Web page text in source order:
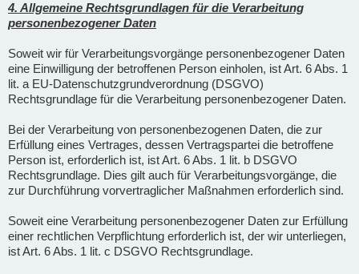
4. Allgemeine Rechtsgrundlagen für die Verarbeitung
personenbezogener Daten
Soweit wir für Verarbeitungsvorgänge personenbezogener Daten
eine Einwilligung der betroffenen Person einholen, ist Art. 6 Abs. 1
lit. a EU-Datenschutzgrundverordnung (DSGVO)
Rechtsgrundlage für die Verarbeitung personenbezogener Daten.
Bei der Verarbeitung von personenbezogenen Daten, die zur
Erfüllung eines Vertrages, dessen Vertragspartei die betroffene
Person ist, erforderlich ist, ist Art. 6 Abs. 1 lit. b DSGVO
Rechtsgrundlage. Dies gilt auch für Verarbeitungsvorgänge, die
zur Durchführung vorvertraglicher Maßnahmen erforderlich sind.
Soweit eine Verarbeitung personenbezogener Daten zur Erfüllung
einer rechtlichen Verpflichtung erforderlich ist, der wir unterliegen,
ist Art. 6 Abs. 1 lit. c DSGVO Rechtsgrundlage.